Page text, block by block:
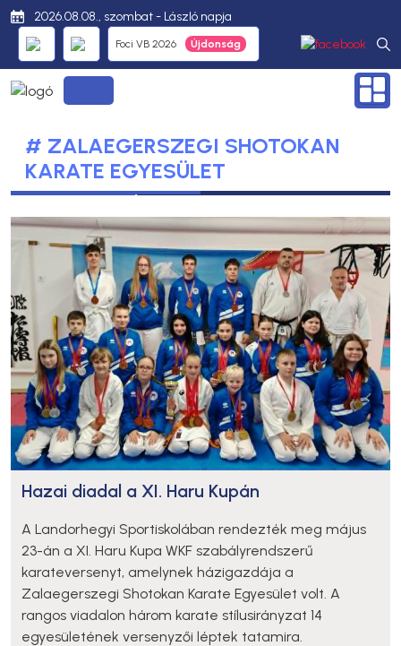
2026.08.08., szombat - László napja
Foci VB 2026
# ZALAEGERSZEGI SHOTOKAN
KARATE EGYESÜLET
Hazai diadal a XI. Haru Kupán
A Landorhegyi Sportiskolában rendezték meg május
23-án a XI. Haru Kupa WKF szabályrendszerű
karateversenyt, amelynek házigazdája a
Zalaegerszegi Shotokan Karate Egyesület volt. A
rangos viadalon három karate stílusirányzat 14
egyesületének versenyzői léptek tatamira.